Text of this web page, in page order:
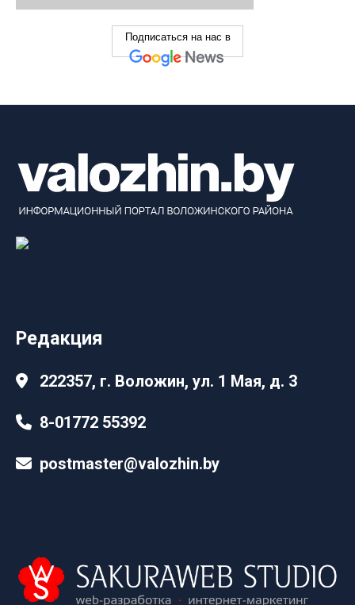
Подписаться на нас в
Редакция
222357, г. Воложин, ул. 1 Мая, д. 3
8-01772 55392
postmaster@valozhin.by